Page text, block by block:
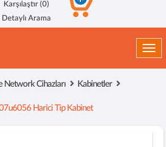
Karşılaştır (0)
Detaylı Arama
Network Cihazları Kabinetler
Harici Tip Kabinet